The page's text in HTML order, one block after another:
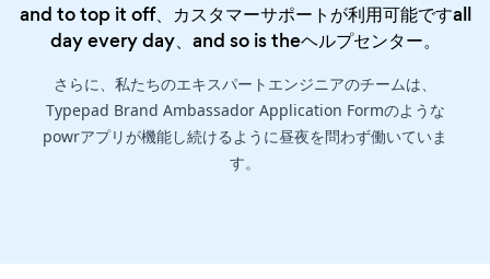
and to top it off、カスタマーサポートが利用可能ですall
day every day、and so is theヘルプセンター。
さらに、私たちのエキスパートエンジニアのチームは、
Typepad Brand Ambassador Application Formのような
powrアプリが機能し続けるように昼夜を問わず働いていま
す。